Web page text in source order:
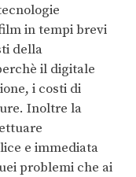
in tempi brevi
della
il digitale
i costi di
Inoltre la
e immediata
problemi che ai